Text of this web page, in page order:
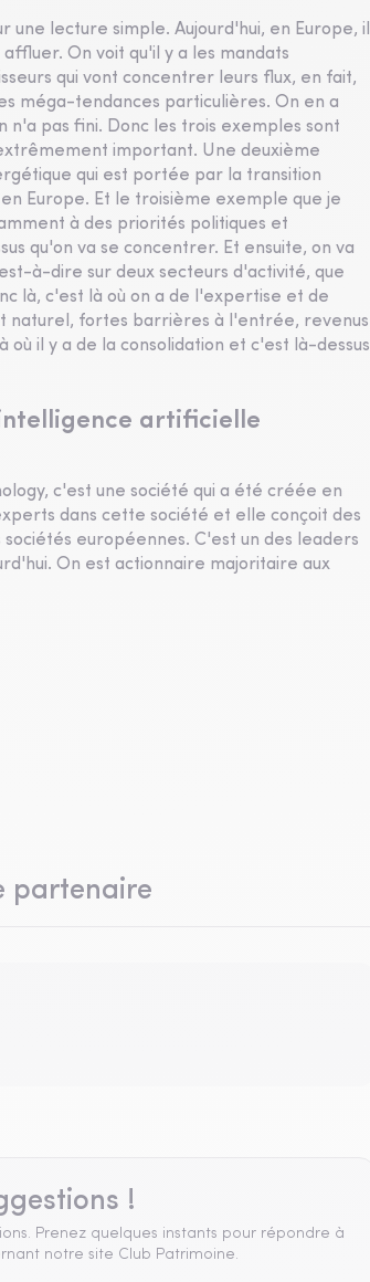
lecture simple. Aujourd'hui, en Europe, il
On voit qu'il y a les mandats
qui vont concentrer leurs flux, en fait,
méga-tendances particulières. On en a
n'a pas fini. Donc les trois exemples sont
important. Une deuxième
qui est portée par la transition
Europe. Et le troisième exemple que je
à des priorités politiques et
qu'on va se concentrer. Et ensuite, on va
à-dire sur deux secteurs d'activité, que
là, c'est là où on a de l'expertise et de
naturel, fortes barrières à l'entrée, revenus
il y a de la consolidation et c'est là-dessus
artificielle
c'est une société qui a été créée en
dans cette société et elle conçoit des
européennes. C'est un des leaders
On est actionnaire majoritaire aux
partenaire
!
Prenez quelques instants pour répondre à
notre site Club Patrimoine.